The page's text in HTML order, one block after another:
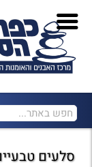
סלעים